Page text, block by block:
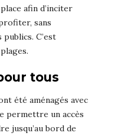
afin d’inciter
sans
publics. C’est
tous
été aménagés avec
permettre un accès
jusqu’au bord de